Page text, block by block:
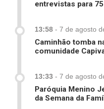
entrevistas para
13:58 - 7 de agosto
Caminhão tomba
comunidade
13:33 - 7 de agosto
Paróquia Menino
da Semana da